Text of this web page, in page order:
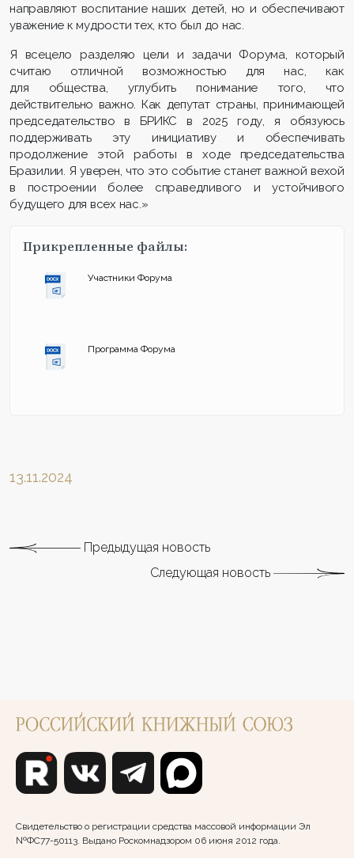
направляют воспитание наших детей, но и обеспечивают
уважение к мудрости тех, кто был до нас.
Я всецело разделяю цели и задачи Форума, который
считаю отличной возможностью для нас, как
для общества, углубить понимание того, что
действительно важно. Как депутат страны, принимающей
председательство в БРИКС в 2025 году, я обязуюсь
поддерживать эту инициативу и обеспечивать
продолжение этой работы в ходе председательства
Бразилии. Я уверен, что это событие станет важной вехой
в построении более справедливого и устойчивого
будущего для всех нас.»
Прикрепленные файлы:
Участники Форума
Программа Форума
13.11.2024
Предыдущая новость
Следующая новость
Свидетельство о регистрации средства массовой информации Эл
№ФС77-50113. Выдано Роскомнадзором 06 июня 2012 года.